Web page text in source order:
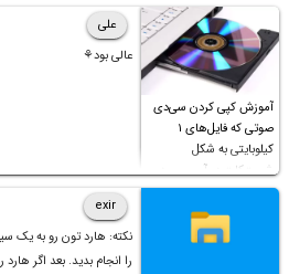
آموزش کپی کردن سی‌دی
صوتی که فایل‌های ۱
کیلوبایتی به شکل
شورت‌کات در آن موجود
است!
علی
عالی بود⚘
exir